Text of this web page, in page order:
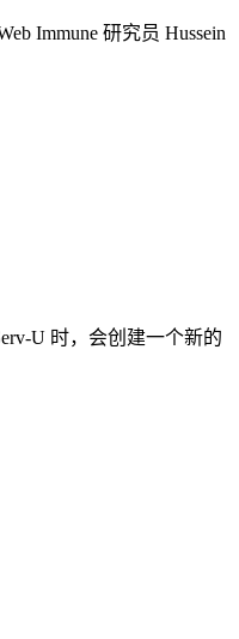
Immune 研究员 Hussein
U 时，会创建一个新的